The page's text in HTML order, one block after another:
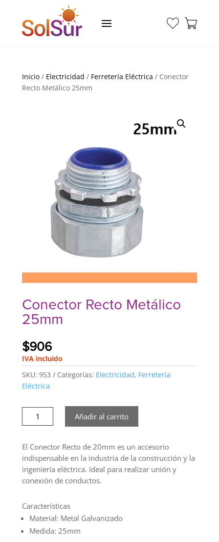
Inicio/ Electricidad / Ferretería Eléctrica / Conector
Recto Metálico 25mm
Conector Recto Metálico
25mm
$906
IVA incluido
SKU: 953 Categorías: Electricidad, Ferretería
Eléctrica
Conector
Recto
25mm
cantidad
Añadir al carrito
El Conector Recto de 20mm es un accesorio
indispensable en la industria de la construcción y la
ingeniería eléctrica. Ideal para realizar unión y
conexión de conductos.
Características
Material: Metal Galvanizado
Medida: 25mm